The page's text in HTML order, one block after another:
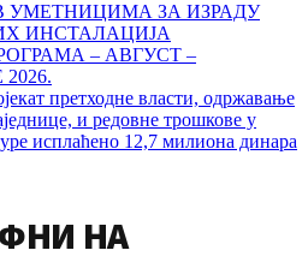
УМЕТНИЦИМА ЗА ИЗРАДУ
ИНСТАЛАЦИЈА
– АВГУСТ –
претходне власти, одржавање
и редовне трошкове у
исплаћено 12,7 милиона динара
НА